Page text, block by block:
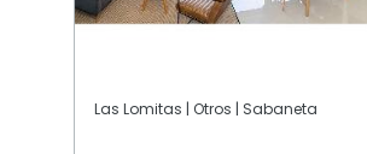
Las Lomitas | Otros | Sabaneta